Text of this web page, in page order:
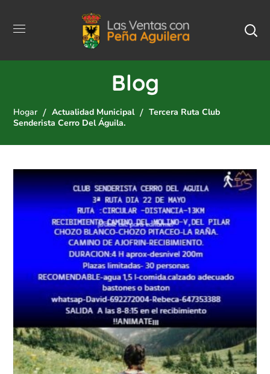
Blog
Hogar Actualidad Municipal
Tercera Ruta Club
Senderista Cerro Del Águila.